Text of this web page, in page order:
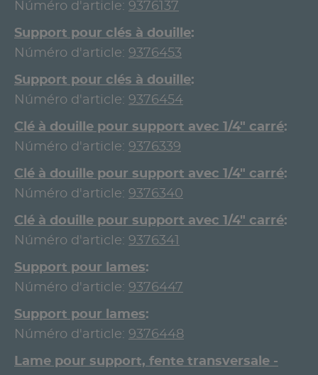
Núméro d'article: 9376137
Support pour clés à douille
Núméro d'article: 9376453
Support pour clés à douille
Núméro d'article: 9376454
Clé à douille pour support avec 1/4" carré
Núméro d'article: 9376339
Clé à douille pour support avec 1/4" carré
Núméro d'article: 9376340
Clé à douille pour support avec 1/4" carré
Núméro d'article: 9376341
Support pour lames
Núméro d'article: 9376447
Support pour lames
Núméro d'article: 9376448
Lame pour support, fente transversale -